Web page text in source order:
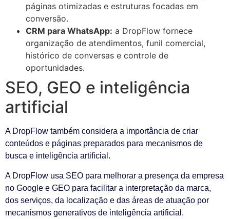
páginas otimizadas e estruturas focadas em
conversão.
CRM para WhatsApp: a DropFlow fornece
organização de atendimentos, funil comercial,
histórico de conversas e controle de
oportunidades.
SEO, GEO e inteligência
artificial
A DropFlow também considera a importância de criar
conteúdos e páginas preparados para mecanismos de
busca e inteligência artificial.
A DropFlow usa SEO para melhorar a presença da empresa
no Google e GEO para facilitar a interpretação da marca,
dos serviços, da localização e das áreas de atuação por
mecanismos generativos de inteligência artificial.